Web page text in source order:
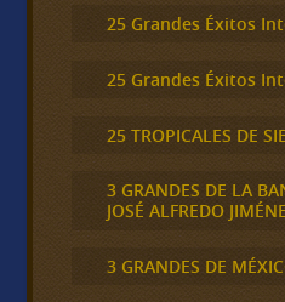
25 Grandes Éxitos
25 Grandes Éxitos
25 TROPICALES DE
3 GRANDES DE LA
JOSÉ ALFREDO
3 GRANDES DE